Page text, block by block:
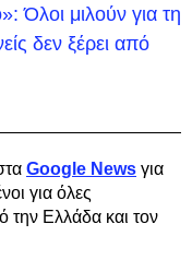
Όλοι μιλούν για τη
δεν ξέρει από
Google News για
για όλες
την Ελλάδα και τον